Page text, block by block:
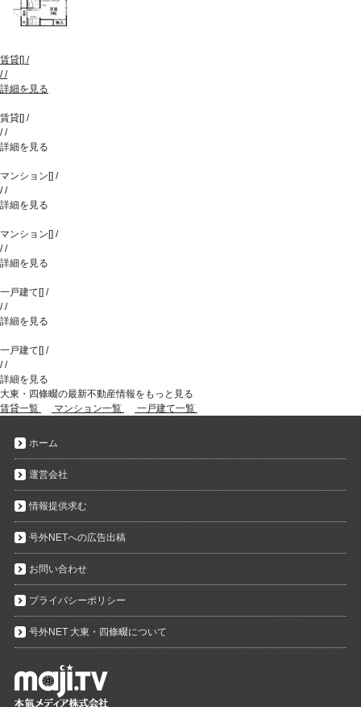
賃貸[] /
//
詳細を見る
賃貸[] /
//
詳細を見る
マンション [] /
//
詳細を見る
マンション [] /
//
詳細を見る
一戸建て [] /
//
詳細を見る
一戸建て [] /
//
詳細を見る
大東・四條畷の最新不動産情報をもっと見る
賃貸一覧
マンション一覧 一戸建て一覧
ホーム
運営会社
情報提供求む
号外NETへの広告出稿
お問い合わせ
プライバシーポリシー
号外NET 大東・四條畷について